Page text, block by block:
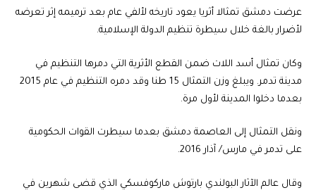
عرضت دمشق تمثالا أثريا يعود تاريخه لألفي عام بعد ترميمه إثر تعرضه
لأضرار بالغة خلال سيطرة تنظيم الدولة الإسلامية.
وكان تمثال أسد اللات ضمن القطع الأثرية التي دمرها التنظيم في
مدينة تدمر. ويبلغ وزن التمثال 15 طنا وقد دمره التنظيم في عام 2015
بعدما دخلوا المدينة لأول مرة.
ونقل التمثال إلى العاصمة دمشق بعدما سيطرت القوات الحكومية
على تدمر في مارس/ آذار 2016.
وقال عالم الآثار البولندي بارتوش ماركوفسكي الذي قضى شهرين في